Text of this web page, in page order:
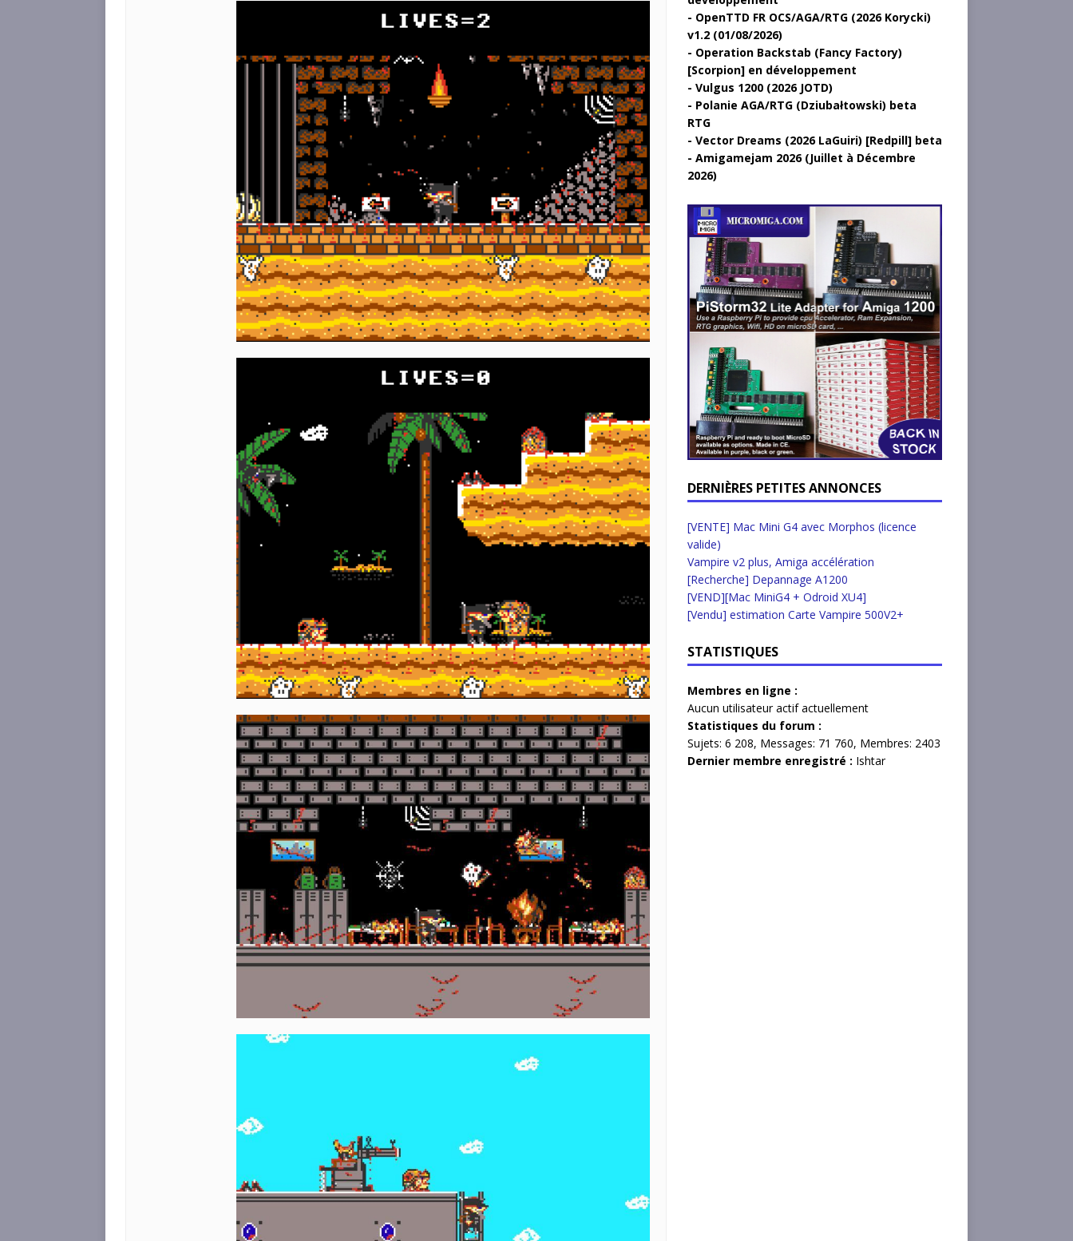
OpenTTD FR OCS/AGA/RTG (2026 Korycki)
v1.2 (01/08/2026)
Operation Backstab (Fancy Factory)
[Scorpion] en développement
Vulgus 1200 (2026 JOTD)
Polanie AGA/RTG (Dziubałtowski) beta
RTG
Vector Dreams (2026 LaGuiri) [Redpill] beta
Amigamejam 2026 (Juillet à Décembre
2026)
DERNIÈRES PETITES ANNONCES
[VENTE] Mac Mini G4 avec Morphos (licence
valide)
Vampire v2 plus, Amiga accélération
[Recherche] Depannage A1200
[VEND][Mac MiniG4 + Odroid XU4]
[Vendu] estimation Carte Vampire 500V2+
STATISTIQUES
Membres en ligne :
Aucun utilisateur actif actuellement
Statistiques du forum :
Sujets: 6 208, Messages: 71 760, Membres: 2403
Dernier membre enregistré : Ishtar